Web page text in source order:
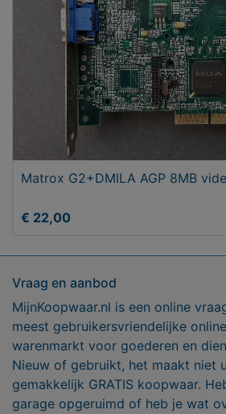
Matrox G2+DMILA AGP 8MB
€ 22,00
Vraag en aanbod
MijnKoopwaar.nl is een online
meest gebruikersvriendelijke
warenmarkt voor goederen en
Nieuw of gebruikt, het maakt niet
gemakkelijk GRATIS koopwaar.
garage opgeruimd of heb je wat